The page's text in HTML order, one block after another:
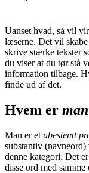
Uanset hvad, så vil
læserne. Det vil
skrive stærke tekster
du viser at du tør stå
information tilbage.
finde ud af det.
Hvem er man
Man er et ubestemt
substantiv
denne kategori. Det
disse ord med samme